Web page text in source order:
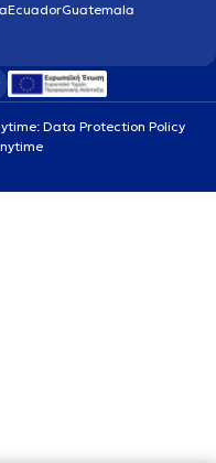
EcuadorGuatemala
Data Protection Policy